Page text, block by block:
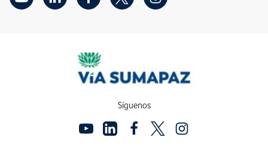
Síguenos